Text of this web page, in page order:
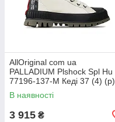
AllOriginal com ua
PALLADIUM Plshock Spl Hu
77196-137-M Кеді 37 (4) (р)
White РОЗМІРИ ЗАПІТУЙТЕ
В наявності
3 915 ₴